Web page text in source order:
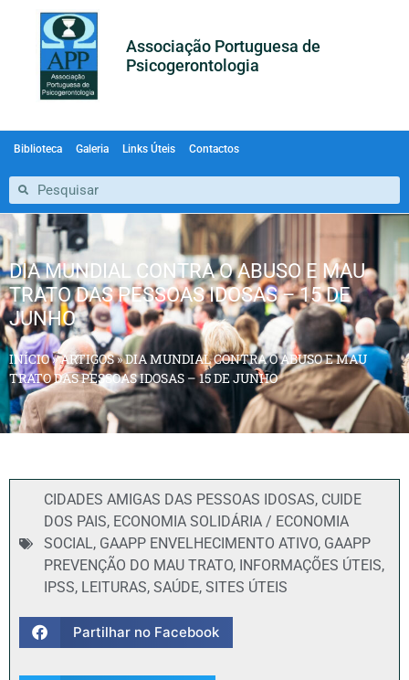
Associação Portuguesa de
Psicogerontologia
Biblioteca Galeria Links Úteis Contactos
DIA MUNDIAL CONTRA O ABUSO E MAU
TRATO DAS PESSOAS IDOSAS – 15 DE
JUNHO
INÍCIO»ARTIGOS»DIA MUNDIAL CONTRA O ABUSO E MAU
TRATO DAS PESSOAS IDOSAS – 15 DE JUNHO
CIDADES AMIGAS DAS PESSOAS IDOSAS, CUIDE
DOS PAIS, ECONOMIA SOLIDÁRIA / ECONOMIA
SOCIAL, GAAPP ENVELHECIMENTO ATIVO, GAAPP
PREVENÇÃO DO MAU TRATO, INFORMAÇÕES ÚTEIS,
IPSS, LEITURAS, SAÚDE, SITES ÚTEIS
Partilhar no Facebook